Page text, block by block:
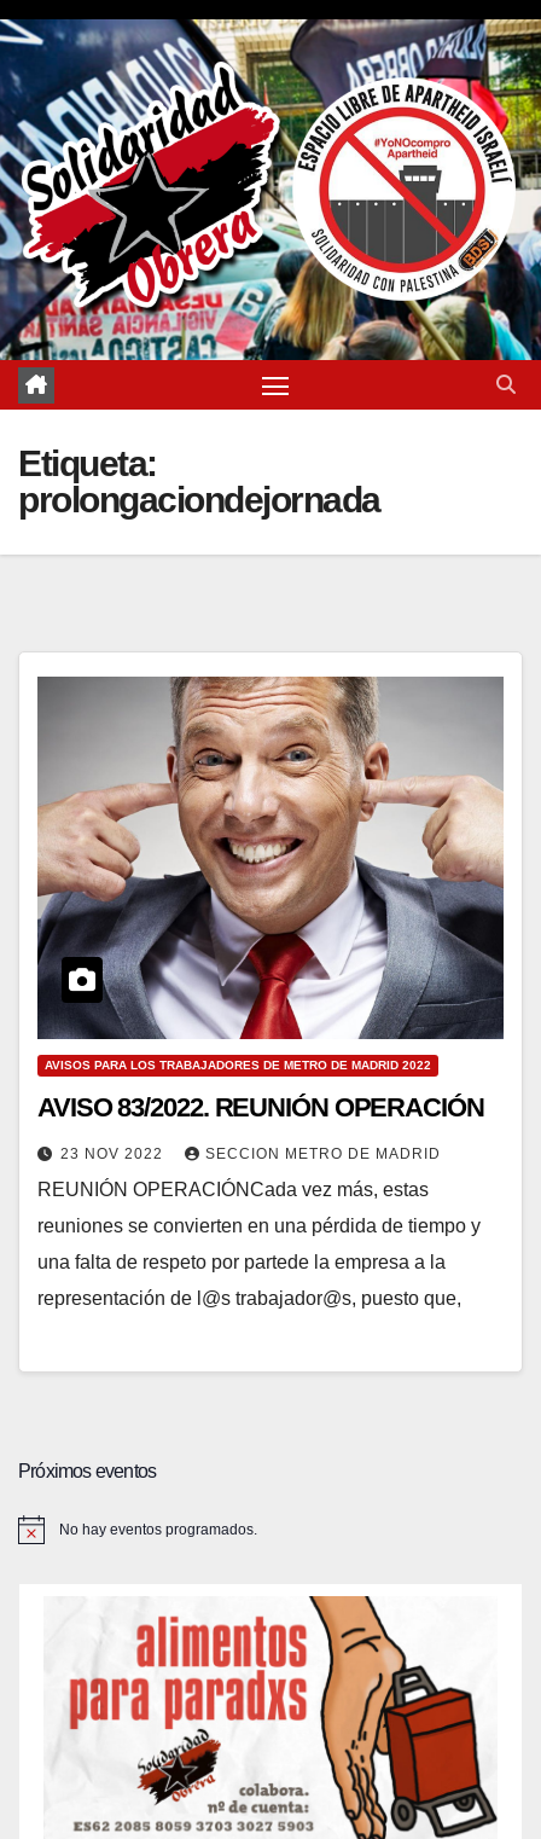
Saltar
contenido
Etiqueta:
prolongaciondejornada
AVISOS PARA LOS TRABAJADORES DE METRO DE MADRID 2022
AVISO 83/2022. REUNIÓN OPERACIÓN
23 NOV 2022 SECCION METRO DE MADRID
REUNIÓN OPERACIÓNCada vez más, estas
reuniones se convierten en una pérdida de tiempo y
una falta de respeto por partede la empresa a la
representación de l@s trabajador@s, puesto que,
Próximos eventos
No hay eventos programados.